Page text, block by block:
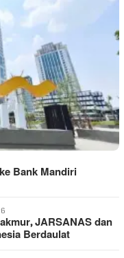
Bank Mandiri
JARSANAS dan
Berdaulat